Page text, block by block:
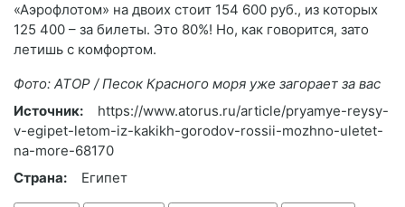
«Аэрофлотом» на двоих стоит 154 600 руб., из которых
125 400 – за билеты. Это 80%! Но, как говорится, зато
летишь с комфортом.
Фото: АТОР / Песок Красного моря уже загорает за вас
Источник:
https://www.atorus.ru/article/pryamye-reysy-
v-egipet-letom-iz-kakikh-gorodov-rossii-mozhno-uletet-
na-more-68170
Страна:
Египет